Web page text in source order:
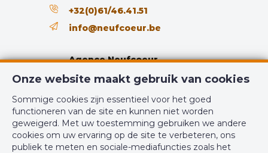
Onze website maakt gebruik van cookies
Sommige cookies zijn essentieel voor het goed
functioneren van de site en kunnen niet worden
geweigerd. Met uw toestemming gebruiken we andere
cookies om uw ervaring op de site te verbeteren, ons
publiek te meten en sociale-mediafuncties zoals het
+32(0)61/46.41.51
info@neufcoeur.be
Agence Neufcoeur
Place du Marché 29 Bus 1
+32(0)61/46.41.51
info@neufcoeur.be